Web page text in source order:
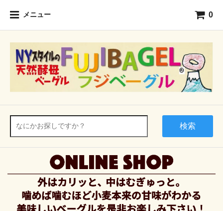
メニュー 0
検索